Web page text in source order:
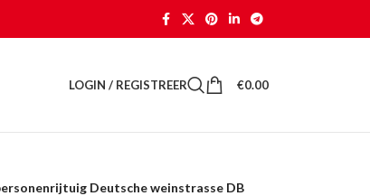
LOGIN / REGISTREER €0.00
Deutsche weinstrasse DB